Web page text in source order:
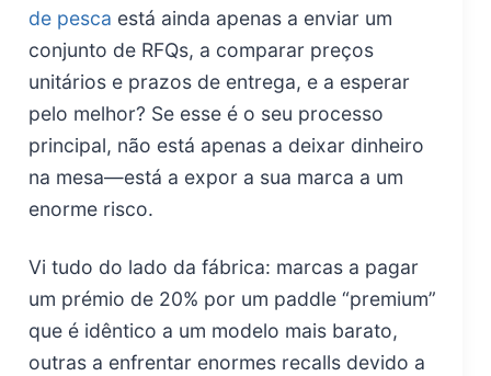
de pesca está ainda apenas a enviar um
conjunto de RFQs, a comparar preços
unitários e prazos de entrega, e a esperar
pelo melhor? Se esse é o seu processo
principal, não está apenas a deixar dinheiro
na mesa—está a expor a sua marca a um
enorme risco.
Vi tudo do lado da fábrica: marcas a pagar
um prémio de 20% por um paddle “premium”
que é idêntico a um modelo mais barato,
outras a enfrentar enormes recalls devido a